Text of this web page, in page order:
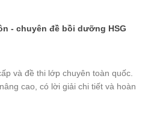
- chuyên đề bồi dưỡng HSG
và đề thi lớp chuyên toàn quốc.
cao, có lời giải chi tiết và hoàn